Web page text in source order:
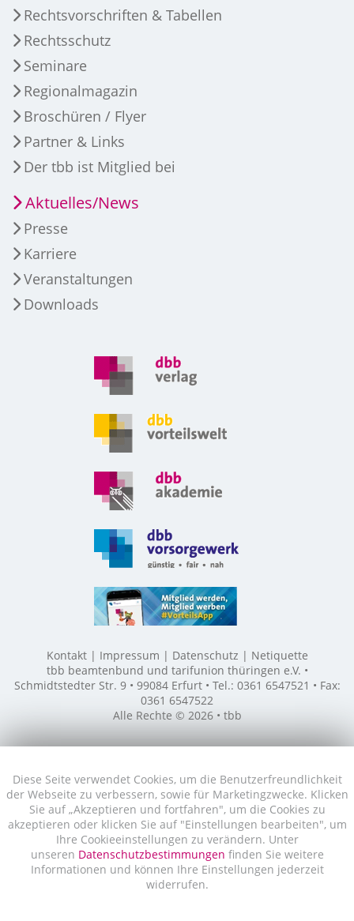
Diese Seite verwendet Cookies, um die Benutzerfreundlichkeit
der Webseite zu verbessern, sowie für Marketingzwecke. Klicken
Sie auf „Akzeptieren und fortfahren", um die Cookies zu
akzeptieren oder klicken Sie auf "Einstellungen bearbeiten", um
Ihre Cookieeinstellungen zu verändern. Unter
unseren Datenschutzbestimmungen finden Sie weitere
Informationen und können Ihre Einstellungen jederzeit
widerrufen.
Rechtsvorschriften & Tabellen
Rechtsschutz
Seminare
Regionalmagazin
Broschüren / Flyer
Partner & Links
Der tbb ist Mitglied bei
Aktuelles/News
Presse
Karriere
Veranstaltungen
Downloads
Kontakt Impressum Datenschutz
Netiquette
tbb beamtenbund und tarifunion thüringen e.V. •
Schmidtstedter Str. 9 • 99084 Erfurt • Tel.: 0361 6547521 • Fax:
0361 6547522
Alle Rechte © 2026 • tbb